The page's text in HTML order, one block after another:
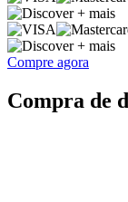
+ mais
+ mais
Compre agora
Compra de